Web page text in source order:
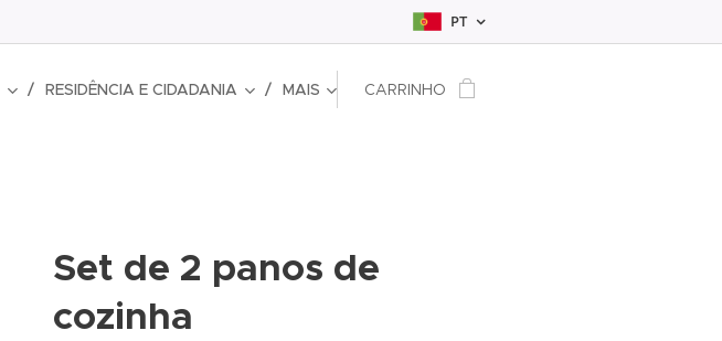
PT
RESIDÊNCIA E CIDADANIA MAIS CARRINHO
Set de 2 panos de
cozinha